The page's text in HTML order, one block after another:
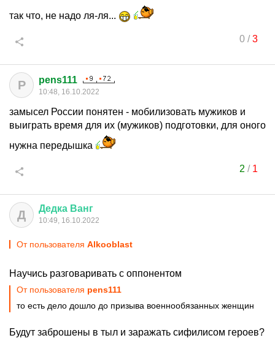
так что, не надо ля-ля...
0/3
P pens111
10:48, 16.10.2022
замысел России понятен - мобилизовать мужиков и
выиграть время для их (мужиков) подготовки, для оного
нужна передышка
2 / 1
Д Дедка Ванг
10:49, 16.10.2022
От пользователя Alkooblast
Научись разговаривать с оппонентом
От пользователя pens111
то есть дело дошло до призыва военнообязанных женщин
Будут заброшены в тыл и заражать сифилисом героев?